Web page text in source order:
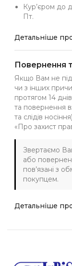
Кур’єром до
Пт.
Детальніше
Повернення
Якщо Вам не
чи з інших
протягом 14
та повернення
та слідів
«Про захист
Звертаємо
або
пов’язані з
покупцем.
Детальніше